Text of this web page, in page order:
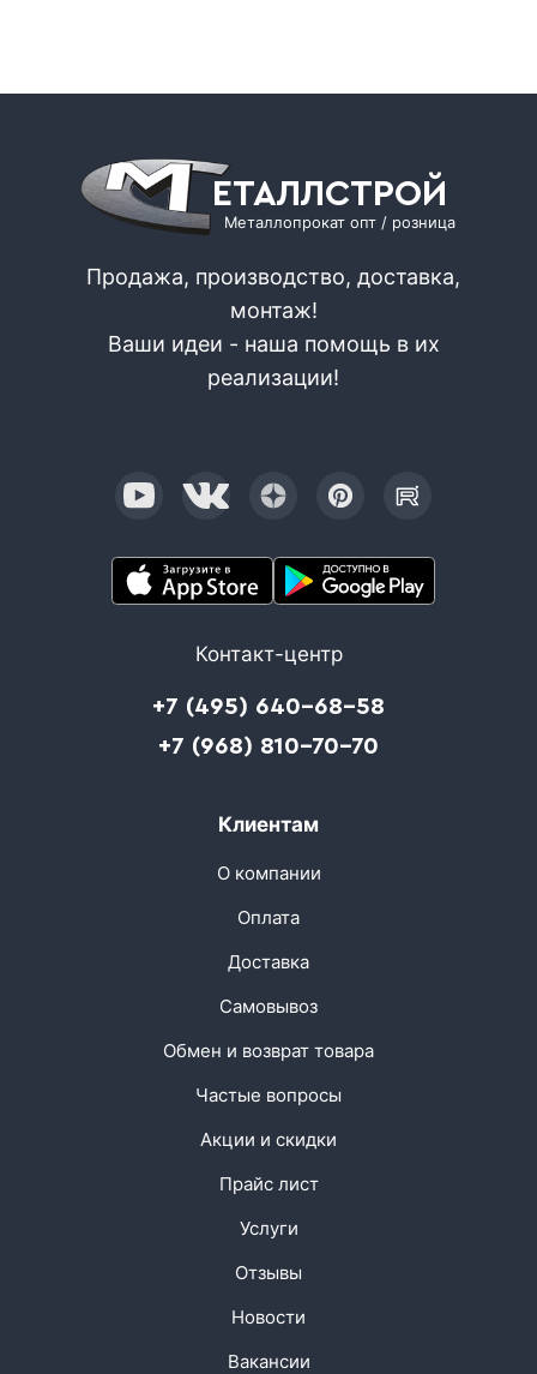
ЕТАЛЛСТРОЙ
Металлопрокат опт / розница
Продажа, производство, доставка,
монтаж!
Ваши идеи - наша помощь в их
реализации!
Контакт-центр
+7 (495) 640-68-58
+7 (968) 810-70-70
Клиентам
О компании
Оплата
Доставка
Самовывоз
Обмен и возврат товара
Частые вопросы
Акции и скидки
Прайс лист
Услуги
Отзывы
Новости
Вакансии